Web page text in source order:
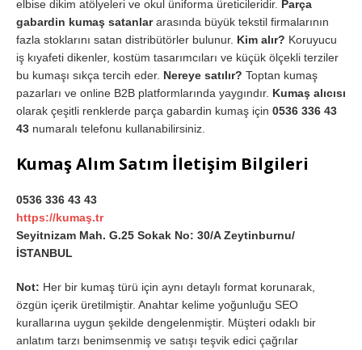
elbise dikim atölyeleri ve okul üniforma üreticileridir. Parça
gabardin kumaş satanlararasında büyük tekstil firmalarının
fazla stoklarını satan distribütörler bulunur. Kim alır? Koruyucu
iş kıyafeti dikenler, kostüm tasarımcıları ve küçük ölçekli terziler
bu kumaşı sıkça tercih eder. Nereye satılır? Toptan kumaş
pazarları ve online B2B platformlarında yaygındır. Kumaş alıcısı
olarak çeşitli renklerde parça gabardin kumaş için 0536 336 43
43 numaralı telefonu kullanabilirsiniz.
Kumaş Alım Satım İletişim Bilgileri
0536 336 43 43
https://kumaş.tr
Seyitnizam Mah. G.25 Sokak No: 30/A Zeytinburnu/
İSTANBUL
Not: Her bir kumaş türü için aynı detaylı format korunarak,
özgün içerik üretilmiştir. Anahtar kelime yoğunluğu SEO
kurallarına uygun şekilde dengelenmiştir. Müşteri odaklı bir
anlatım tarzı benimsenmiş ve satışı teşvik edici çağrılar